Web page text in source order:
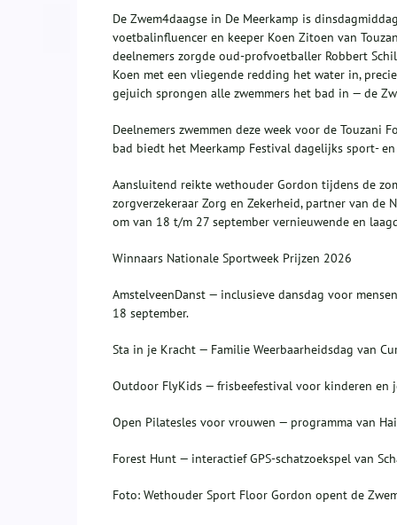
De Zwem4daagse in De Meerkamp is
voetbalinfluencer en keeper Koen Zitoen van
deelnemers zorgde oud‑profvoetballer Robbert
Koen met een vliegende redding het water in,
gejuich sprongen alle zwemmers het bad in — de
Deelnemers zwemmen deze week voor de
bad biedt het Meerkamp Festival dagelijks sport-
Aansluitend reikte wethouder Gordon tijdens de
zorgverzekeraar Zorg en Zekerheid, partner van
om van 18 t/m 27 september vernieuwende en
Winnaars Nationale Sportweek Prijzen 2026
AmstelveenDanst — inclusieve dansdag voor
18 september.
Sta in je Kracht — Familie Weerbaarheidsdag van
Outdoor FlyKids — frisbeefestival voor kinderen en
Open Pilatesles voor vrouwen — programma van
Forest Hunt — interactief GPS‑schatzoekspel van
Foto: Wethouder Sport Floor Gordon opent de